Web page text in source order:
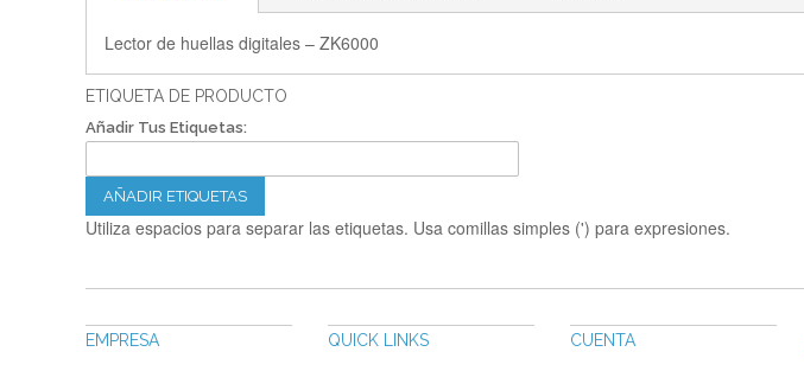
Lector de huellas digitales – ZK6000
ETIQUETA DE PRODUCTO
Añadir Tus Etiquetas:
AÑADIR ETIQUETAS
Utiliza espacios para separar las etiquetas. Usa comillas simples (') para expresiones.
EMPRESA QUICK LINKS CUENTA